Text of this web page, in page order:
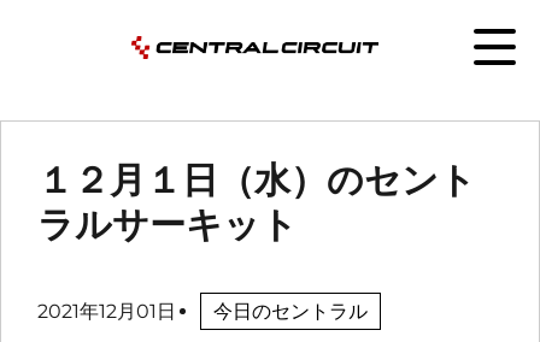
１２月１日（水）のセント
ラルサーキット
2021年12月01日 今日のセントラル